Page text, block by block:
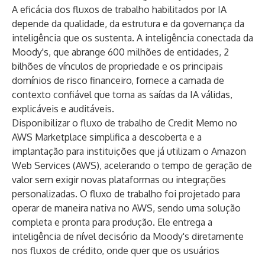
A eficácia dos fluxos de trabalho habilitados por IA
depende da qualidade, da estrutura e da governança da
inteligência que os sustenta. A inteligência conectada da
Moody's, que abrange 600 milhões de entidades, 2
bilhões de vínculos de propriedade e os principais
domínios de risco financeiro, fornece a camada de
contexto confiável que torna as saídas da IA válidas,
explicáveis e auditáveis.
Disponibilizar o fluxo de trabalho de Credit Memo no
AWS Marketplace simplifica a descoberta e a
implantação para instituições que já utilizam o Amazon
Web Services (AWS), acelerando o tempo de geração de
valor sem exigir novas plataformas ou integrações
personalizadas. O fluxo de trabalho foi projetado para
operar de maneira nativa no AWS, sendo uma solução
completa e pronta para produção. Ele entrega a
inteligência de nível decisório da Moody's diretamente
nos fluxos de crédito, onde quer que os usuários